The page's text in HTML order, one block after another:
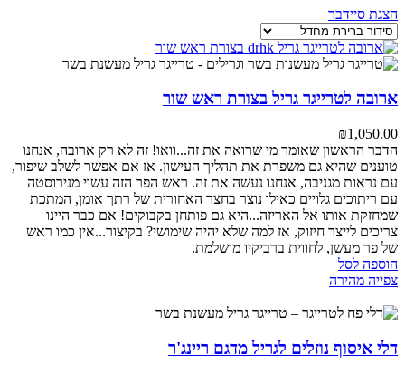
הצגת סיידבר
ארובה לטרייגר גריל בצורת ראש שור
₪1,050.00
הדבר הראשון שאומר מי שרואה את זה...וואו! זה לא רק ארובה, אנחנו
טוענים שהיא גם משפרת את תהליך העישון. אז אם אפשר לשלב שיפור,
עם נראות מגניבה, אנחנו נעשה את זה. ראש הפר הזה עשוי מנירוסטה
עם ריתוכים גלויים כאילו נוצר בחצר האחורית של רתך אומן, המתכת
שמחזקת אותו אל האריזה...היא גם פותחן בקבוקים! אם כבר היינו
צריכים לייצר חיזוק, אז למה שלא יהיה שימושי? בקיצור...אין כמו ראש
של פר מעשן, לחווית ברביקיו מושלמת.
הוספה לסל
צפייה מהירה
דלי איסוף נוזלים לגריל מדגם ריינג'ר